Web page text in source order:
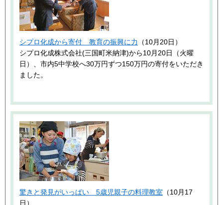
シプロ化成から寄付 教育の振興に力
（10月20日）
シプロ化成株式会社(三国町米納津)から10月20日（火曜
日）、市内5中学校へ30万円ずつ150万円の寄付をいただき
ました。
驚きと発見がいっぱい 5歳児親子の料理教室 （10月17
日）